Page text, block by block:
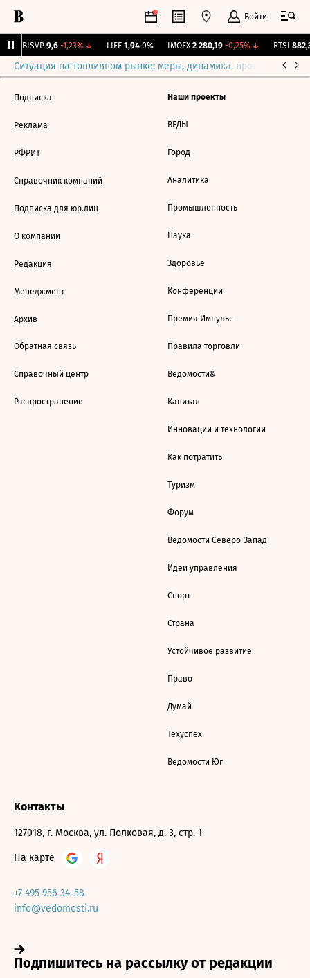
Войти
BISVP 9,6 -1,23%↓ LIFE 1,94 0% IMOEX 2 280,19 -0,25%↓ RTSI
Ситуация на топливном рынке: меры, динамика, прогнозы
Подписка
Реклама
РФРИТ
Справочник компаний
Подписка для юр.лиц
О компании
Редакция
Менеджмент
Архив
Обратная связь
Справочный центр
Распространение
Наши проекты
ВЕДЫ
Город
Аналитика
Промышленность
Наука
Здоровье
Конференции
Премия Импульс
Правила торговли
Ведомости&
Капитал
Инновации и технологии
Как потратить
Туризм
Форум
Ведомости Северо-Запад
Идеи управления
Спорт
Страна
Устойчивое развитие
Право
Думай
Техуспех
Ведомости Юг
Контакты
127018, г. Москва, ул. Полковая, д. 3, стр. 1
На карте
+7 495 956-34-58
info@vedomosti.ru